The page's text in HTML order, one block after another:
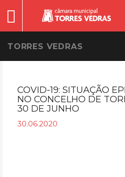
TORRES VEDRAS
COVID-19: SITUAÇÃO
NO CONCELHO DE
30 DE JUNHO
30.06.2020